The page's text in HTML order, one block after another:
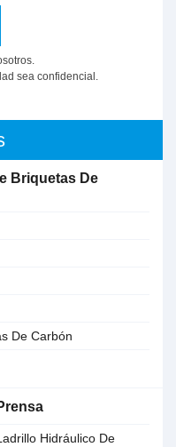
sea confidencial.
Briquetas De
De Carbón
Hidráulico De